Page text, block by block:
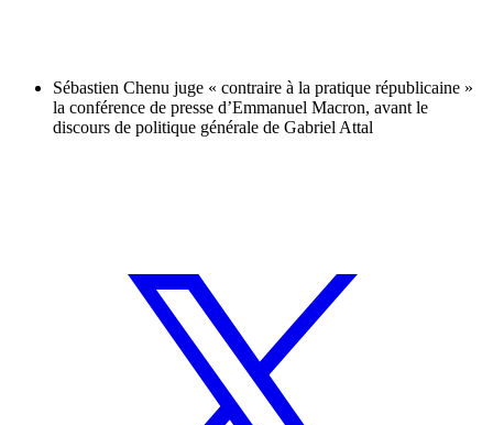
Sébastien Chenu juge « contraire à la pratique républicaine »
la conférence de presse d’Emmanuel Macron, avant le
discours de politique générale de Gabriel Attal